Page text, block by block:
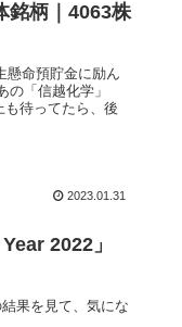
銘柄｜4063株
懸命預貯金に励ん
「信越化学」
2023.01.31
2022」
果を見て、気にな